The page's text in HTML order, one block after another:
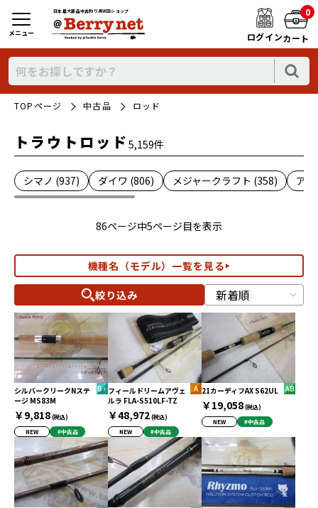
日本最大新品中古釣り具WEBショップ
ログイン
0
カート
メニュー
TOPページ 中古品 ロッド
トラウトロッド 5,159件
シマノ (937) ダイワ (806) メジャークラフト (358) ア
86ページ中5ページ目を表示
機種名（モデル）一覧を見る
絞り込み
シルバークリークNステ
ージ MS83M
￥9,818(税込)
NEW
#中古品
フィールドリームアヴェ
ルラ FLA-S510LF-TZ
￥48,972(税込)
NEW
#中古品
21カーディフAX S62UL
￥19,058(税込)
NEW
#中古品